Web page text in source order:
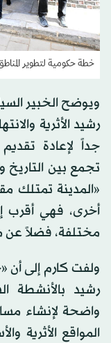
خطة حكومية لتطوير
ويوضح الخبير
رشيد الأثرية
جداً لإعادة
تجمع بين التاريخ
«المدينة تمتلك
أخرى، فهي أقرب
مختلفة، فضلاً عن
ولفت كارم إلى أن
رشيد بالأنشطة
واضحة لإنشاء
المواقع الأثرية